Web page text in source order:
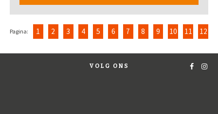
Pagina: 1 2 3 4 5 6 7 8 9 10 11 12
VOLG ONS